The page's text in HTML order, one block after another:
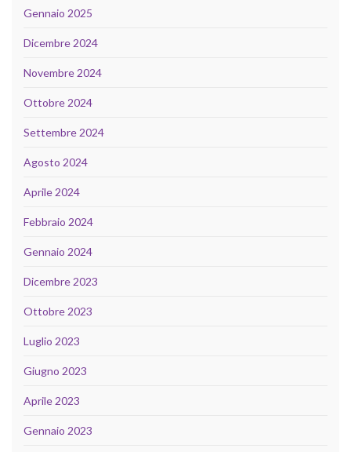
Gennaio 2025
Dicembre 2024
Novembre 2024
Ottobre 2024
Settembre 2024
Agosto 2024
Aprile 2024
Febbraio 2024
Gennaio 2024
Dicembre 2023
Ottobre 2023
Luglio 2023
Giugno 2023
Aprile 2023
Gennaio 2023